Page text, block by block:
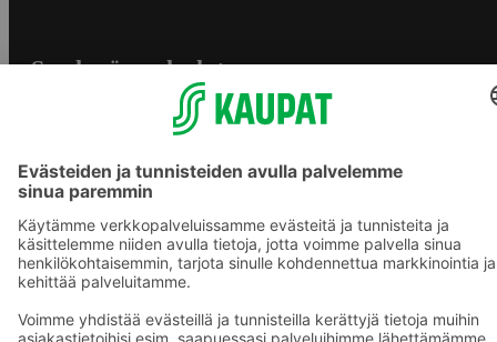
S-ryhmän palvelut
Yhteishyvä Ruoka -sovellus
S-ostoslista -sovellus
Prisma.fi
Sokos.fi
S-Pankki
Sokos Hotels